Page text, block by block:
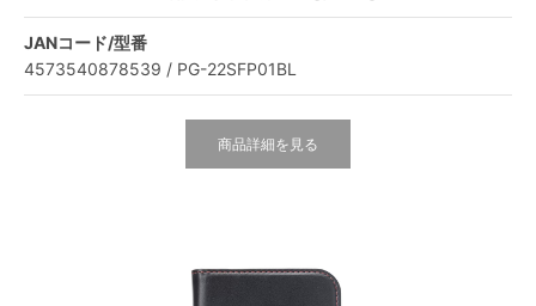
JANコード/型番
4573540878539 / PG-22SFP01BL
商品詳細を見る